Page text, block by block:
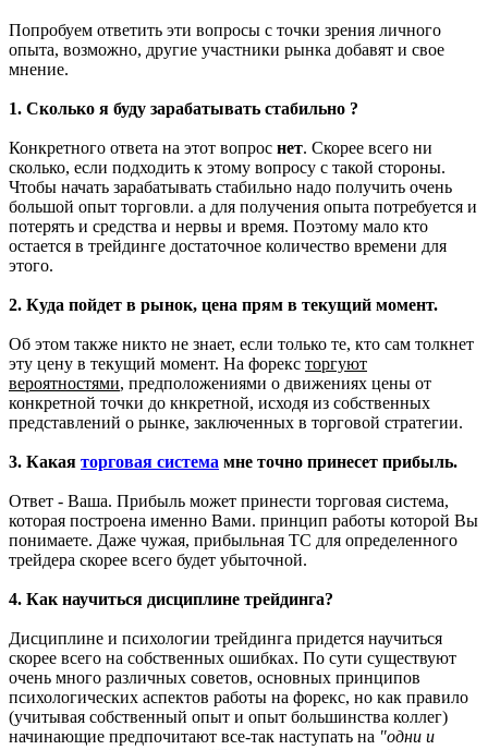
Попробуем ответить эти вопросы с точки зрения личного
опыта, возможно, другие участники рынка добавят и свое
мнение.
1. Сколько я буду зарабатывать стабильно ?
Конкретного ответа на этот вопрос нет. Скорее всего ни
сколько, если подходить к этому вопросу с такой стороны.
Чтобы начать зарабатывать стабильно надо получить очень
большой опыт торговли. а для получения опыта потребуется и
потерять и средства и нервы и время. Поэтому мало кто
остается в трейдинге достаточное количество времени для
этого.
2. Куда пойдет в рынок, цена прям в текущий момент.
Об этом также никто не знает, если только те, кто сам толкнет
эту цену в текущий момент. На форекс торгуют
вероятностями, предположениями о движениях цены от
конкретной точки до кнкретной, исходя из собственных
представлений о рынке, заключенных в торговой стратегии.
3. Какая торговая система мне точно принесет прибыль.
Ответ - Ваша. Прибыль может принести торговая система,
которая построена именно Вами. принцип работы которой Вы
понимаете. Даже чужая, прибыльная ТС для определенного
трейдера скорее всего будет убыточной.
4. Как научиться дисциплине трейдинга?
Дисциплине и психологии трейдинга придется научиться
скорее всего на собственных ошибках. По сути существуют
очень много различных советов, основных принципов
психологических аспектов работы на форекс, но как правило
(учитывая собственный опыт и опыт большинства коллег)
начинающие предпочитают все-так наступать на "одни и